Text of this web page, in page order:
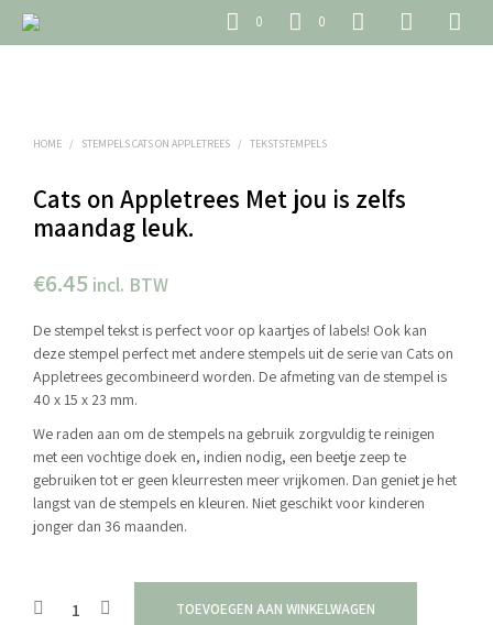
0 0
HOME / STEMPELS CATS ON APPLETREES / TEKSTSTEMPELS
Cats on Appletrees Met jou is zelfs
maandag leuk.
€6.45 incl. BTW
De stempel tekst is perfect voor op kaartjes of labels! Ook kan
deze stempel perfect met andere stempels uit de serie van Cats on
Appletrees gecombineerd worden. De afmeting van de stempel is
40 x 15 x 23 mm.
We raden aan om de stempels na gebruik zorgvuldig te reinigen
met een vochtige doek en, indien nodig, een beetje zeep te
gebruiken tot er geen kleurresten meer vrijkomen. Dan geniet je het
langst van de stempels en kleuren. Niet geschikt voor kinderen
jonger dan 36 maanden.
TOEVOEGEN AAN WINKELWAGEN